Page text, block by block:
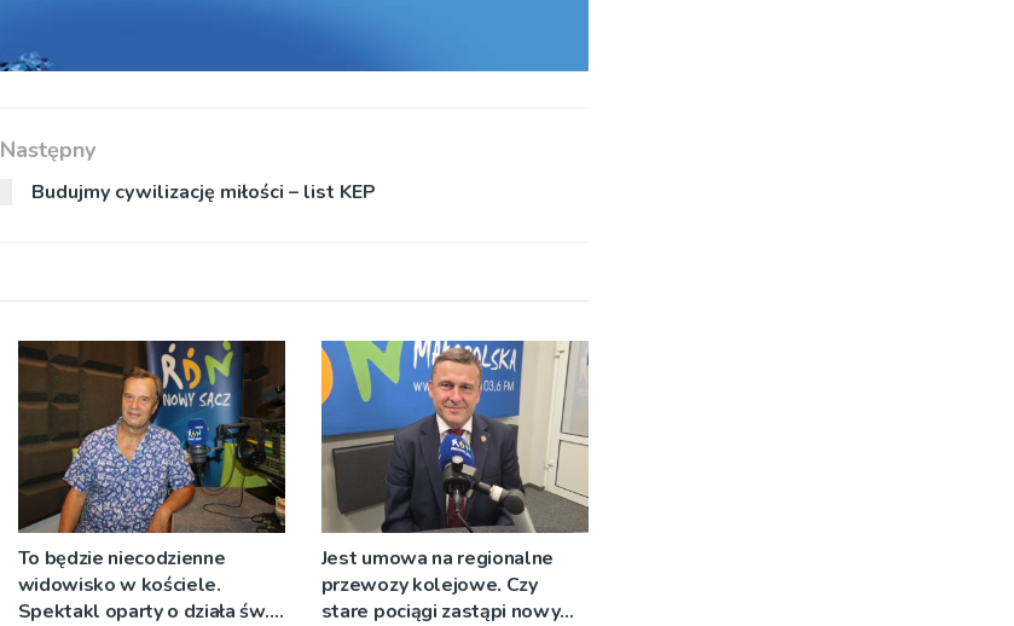
Następny
Budujmy cywilizację miłości – list KEP
To będzie niecodzienne
widowisko w kościele.
Spektakl oparty o działa św.
Jest umowa na regionalne
przewozy kolejowe. Czy
stare pociągi zastąpi nowy